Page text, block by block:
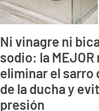
Ni vinagre ni
sodio: la MEJOR
eliminar el
de la ducha y
presión